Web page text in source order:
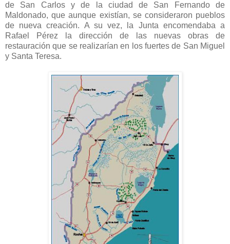
de San Carlos y de la ciudad de San Fernando de
Maldonado, que aunque existían, se consideraron pueblos
de nueva creación. A su vez, la Junta encomendaba a
Rafael Pérez la dirección de las nuevas obras de
restauración que se realizarían en los fuertes de San Miguel
y Santa Teresa.